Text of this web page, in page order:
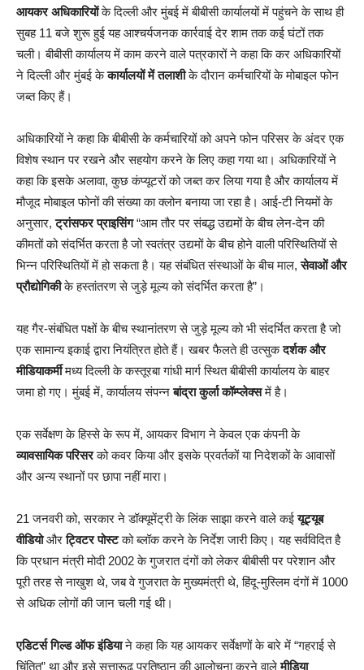
आयकर अधिकारियोंके दिल्ली और मुंबई में बीबीसी कार्यालयों में पहुंचने के साथ ही
सुबह 11 बजे शुरू हुई यह आश्चर्यजनक कार्रवाई देर शाम तक कई घंटों तक
चली। बीबीसी कार्यालय में काम करने वाले पत्रकारों ने कहा कि कर अधिकारियों
ने दिल्ली और मुंबई केकार्यालयों में तलाशीके दौरान कर्मचारियों के मोबाइल फोन
जब्त किए हैं।
अधिकारियों ने कहा कि बीबीसी के कर्मचारियों को अपने फोन परिसर के अंदर एक
विशेष स्थान पर रखने और सहयोग करने के लिए कहा गया था। अधिकारियों ने
कहा कि इसके अलावा, कुछ कंप्यूटरों को जब्त कर लिया गया है और कार्यालय में
मौजूद मोबाइल फोनों की संख्या का क्लोन बनाया जा रहा है। आई-टी नियमों के
अनुसार,ट्रांसफर प्राइसिंग“आम तौर पर संबद्ध उद्यमों के बीच लेन-देन की
कीमतों को संदर्भित करता है जो स्वतंत्र उद्यमों के बीच होने वाली परिस्थितियों से
भिन्न परिस्थितियों में हो सकता है। यह संबंधित संस्थाओं के बीच माल,सेवाओं और
प्रौद्योगिकीके हस्तांतरण से जुड़े मूल्य को संदर्भित करता है”।
यह गैर-संबंधित पक्षों के बीच स्थानांतरण से जुड़े मूल्य को भी संदर्भित करता है जो
एक सामान्य इकाई द्वारा नियंत्रित होते हैं। खबर फैलते ही उत्सुकदर्शक और
मीडियाकर्मीमध्य दिल्ली के कस्तूरबा गांधी मार्ग स्थित बीबीसी कार्यालय के बाहर
जमा हो गए। मुंबई में, कार्यालय संपन्नबांद्रा कुर्ला कॉम्प्लेक्समें है।
एक सर्वेक्षण के हिस्से के रूप में, आयकर विभाग ने केवल एक कंपनी के
व्यावसायिक परिसरको कवर किया और इसके प्रवर्तकों या निदेशकों के आवासों
और अन्य स्थानों पर छापा नहीं मारा।
21 जनवरी को, सरकार ने डॉक्यूमेंट्री के लिंक साझा करने वाले कईयूट्यूब
वीडियोऔरट्विटर पोस्टको ब्लॉक करने के निर्देश जारी किए। यह सर्वविदित है
कि प्रधान मंत्री मोदी 2002 के गुजरात दंगों को लेकर बीबीसी पर परेशान और
पूरी तरह से नाखुश थे, जब वे गुजरात के मुख्यमंत्री थे, हिंदू-मुस्लिम दंगों में 1000
से अधिक लोगों की जान चली गई थी।
एडिटर्स गिल्ड ऑफ इंडियाने कहा कि यह आयकर सर्वेक्षणों के बारे में “गहराई से
चिंतित” था और इसे सत्तारूढ़ प्रतिष्ठान की आलोचना करने वालेमीडिया